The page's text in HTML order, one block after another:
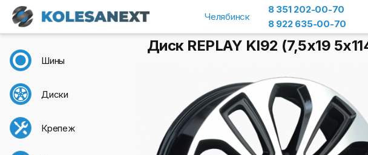
Челябинск
8 351 202-00-70
8 922 635-00-70
Шины
Диски
Крепеж
Диск REPLAY KI92 (7,5х19